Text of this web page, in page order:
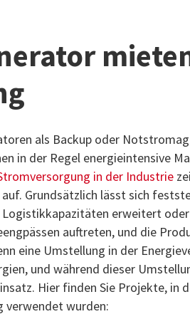
als Backup oder
in der Regel energieintensive
in der Industrie
Grundsätzlich lässt sich
erweitert
auftreten, und die
eine Umstellung in der
und während dieser
Hier finden Sie Projekte, in
verwendet wurden: